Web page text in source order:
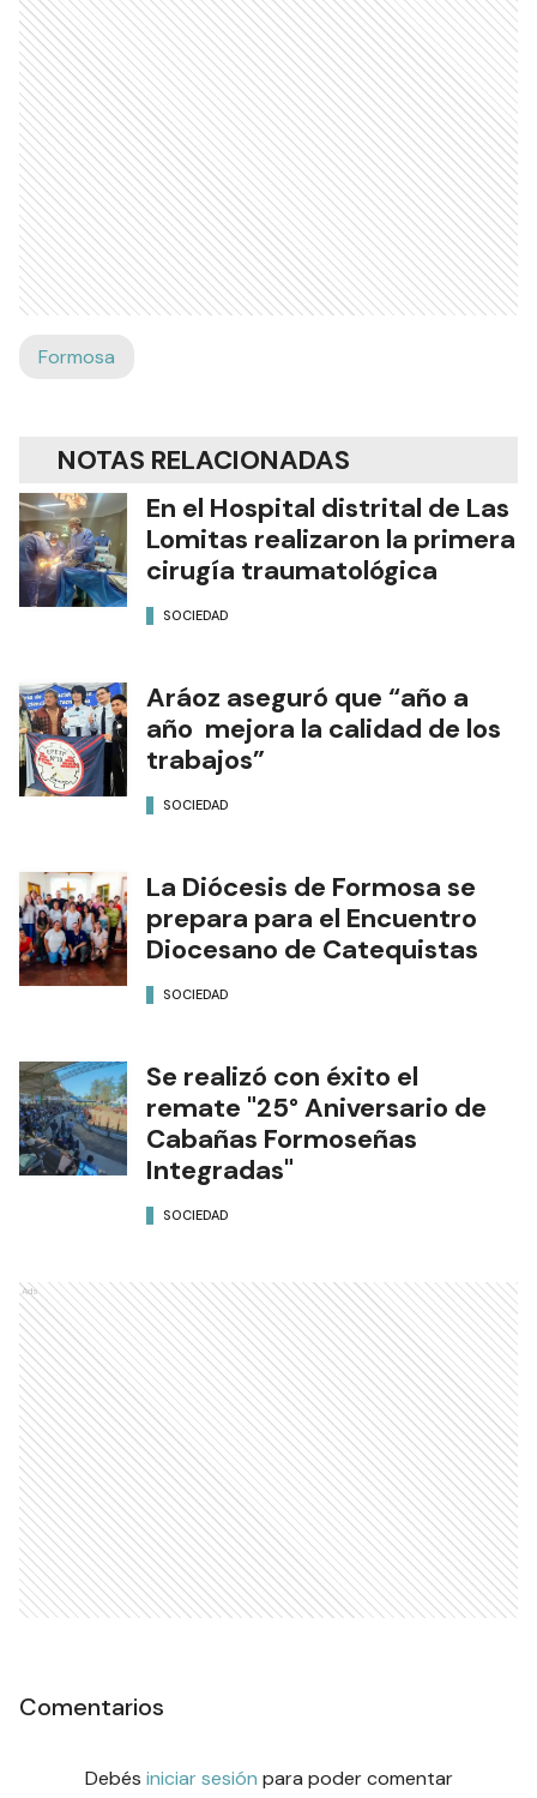
Formosa
NOTAS RELACIONADAS
En el Hospital distrital de Las
Lomitas realizaron la primera
cirugía traumatológica
SOCIEDAD
Aráoz aseguró que “año a
año mejora la calidad de los
trabajos”
SOCIEDAD
La Diócesis de Formosa se
prepara para el Encuentro
Diocesano de Catequistas
SOCIEDAD
Se realizó con éxito el
remate "25° Aniversario de
Cabañas Formoseñas
Integradas"
SOCIEDAD
Ads
Comentarios
Debés iniciar sesión para poder comentar